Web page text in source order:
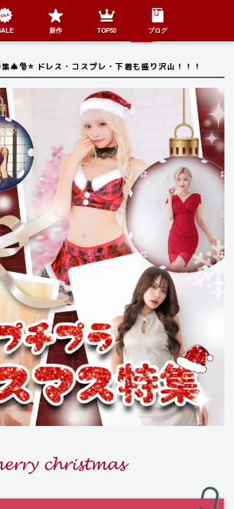
新作 TOP50 ブログ
🎄🎅⭐️ ドレス・コスプレ・下着も盛り沢山！！！
𝓬𝓱𝓻𝓲𝓼𝓽𝓶𝓪𝓼